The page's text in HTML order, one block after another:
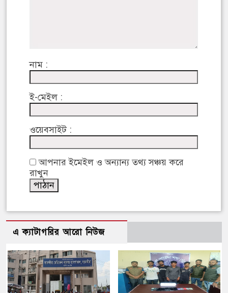
নাম :
ই-মেইল :
ওয়েবসাইট :
আপনার ইমেইল ও অন্যান্য তথ্য সঞ্চয় করে
রাখুন
এ ক্যাটাগরির আরো নিউজ